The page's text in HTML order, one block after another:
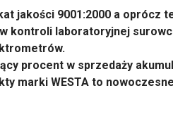
jakości 9001:2000 a oprócz
kontroli laboratoryjnej
procent w sprzedaży
marki WESTA to